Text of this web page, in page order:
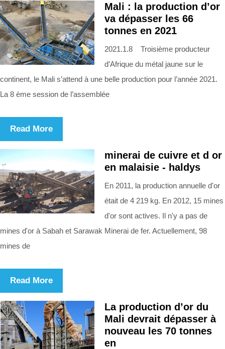
Mali : la production d’or
va dépasser les 66
tonnes en 2021
2021.1.8 Troisième producteur
d’Afrique du métal jaune sur le
continent, le Mali s’attend à une belle production pour l’année 2021.
La 8 ème session de l’assemblée
Read More
minerai de cuivre et d or
en malaisie - haldys
En 2011, la production annuelle d'or
était de 4 219 kg. En 2012, 15 mines
d'or sont actives. Il n'y a pas de
mines d'or à Sabah et Sarawak Minerai de fer. Actuellement, 98
mines de
Read More
La production d’or du
Mali devrait dépasser à
nouveau les 70 tonnes
en